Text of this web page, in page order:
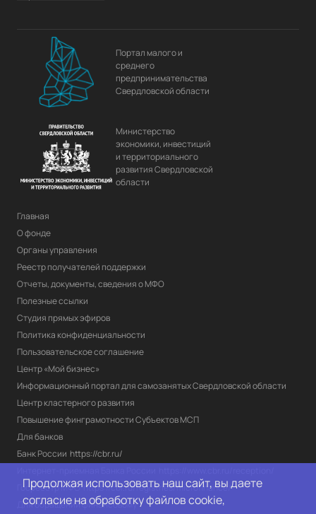
Портал малого и
среднего
предпринимательства
Свердловской области
Министерство
экономики, инвестиций
и территориального
развития Свердловской
области
Главная
О фонде
Органы управления
Реестр получателей поддержки
Отчеты, документы, сведения о МФО
Полезные ссылки
Студия прямых эфиров
Политика конфиденциальности
Пользовательское соглашение
Центр «Мой бизнес»
Информационный портал для самозанятых Свердловской области
Центр кластерного развития
Повышение финграмотности Субъектов МСП
Для банков
Банк России https://cbr.ru/
Госреестр МФО https://cbr.ru/registries/microfinance/
Для обращений финансовому
Продолжая использовать наш сайт, вы даете
согласие на обработку файлов cookie,